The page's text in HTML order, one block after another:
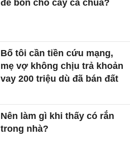
để bón cho cây cà chua?
Bố tôi cần tiền cứu mạng,
mẹ vợ không chịu trả khoản
vay 200 triệu dù đã bán đất
Nên làm gì khi thấy có rắn
trong nhà?